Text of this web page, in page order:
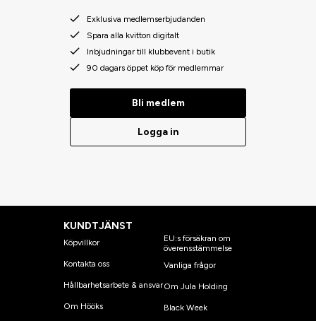
Exklusiva medlemserbjudanden
Spara alla kvitton digitalt
Inbjudningar till klubbevent i butik
90 dagars öppet köp för medlemmar
Bli medlem
Logga in
KUNDTJÄNST
Köpvillkor
Kontakta oss
Hållbarhetsarbete & ansvar
Om Hööks
EU:s försäkran om
överensstämmelse
Vanliga frågor
Om Jula Holding
Black Week